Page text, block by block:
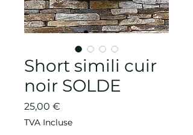
Short simili cuir
noir SOLDE
25,00 €
TVA Incluse